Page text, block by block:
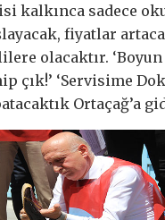
kalkınca sadece
fiyatlar
olacaktır. ‘Boyun
çık!’ ‘Servisime
Ortaçağ’a